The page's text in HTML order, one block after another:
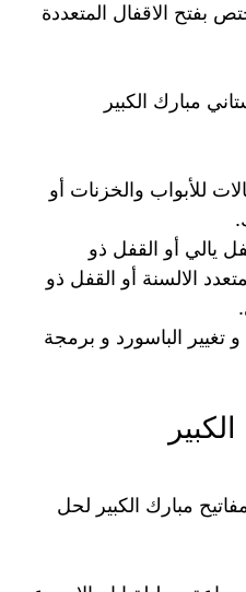
بفتح الاقفال المتعددة
مبارك الكبير
للأبواب والخزنات أو
يالي أو القفل ذو
الالسنة أو القفل ذو
تغيير الباسورد و برمجة
مبارك الكبير لحل